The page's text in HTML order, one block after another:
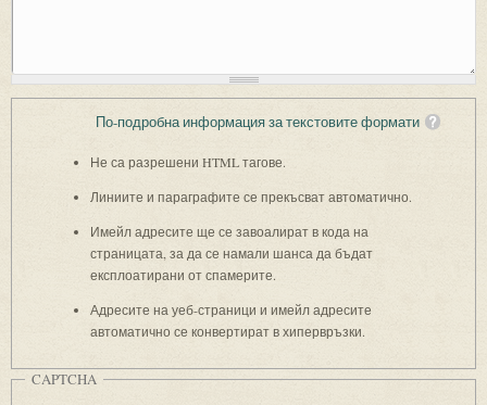
По-подробна информация за текстовите формати
Не са разрешени HTML тагове.
Линиите и параграфите се прекъсват автоматично.
Имейл адресите ще се завоалират в кода на
страницата, за да се намали шанса да бъдат
експлоатирани от спамерите.
Адресите на уеб-страници и имейл адресите
автоматично се конвертират в хипервръзки.
CAPTCHA